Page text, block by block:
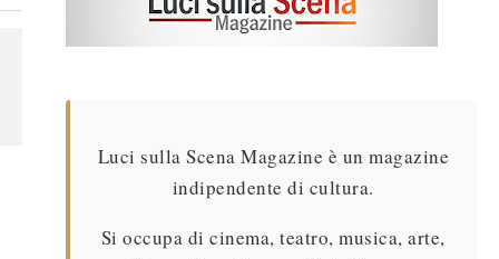
Luci sulla Scena Magazine è un magazine
indipendente di cultura.
Si occupa di cinema, teatro, musica, arte,